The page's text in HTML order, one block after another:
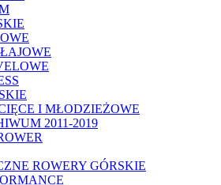
I MŁODZIEŻOWE
2011-2019
ROWERY GÓRSKIE